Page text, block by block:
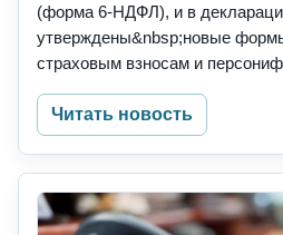
(форма 6-НДФЛ), и в
утверждены&nbsp;новые
страховым взносам и
Читать новость